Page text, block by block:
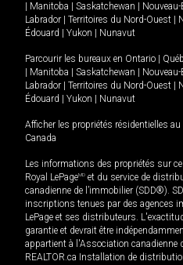
Manitoba Saskatchewan
Labrador
Territoires du Nord-Ouest
Édouard
Yukon Nunavut
Parcourir les bureaux en Ontario
Manitoba Saskatchewan
Labrador
Territoires du Nord-Ouest
Édouard
Yukon Nunavut
Afficher les propriétés résidentielles au
Canada
Les informations des propriétés sur
Royal LePageMD et du service de
canadienne de l’immobilier (SDD®).
inscriptions tenues par des agences
LePage et ses distributeurs.
garantie et devrait être
appartient à l'Association canadienne
REALTOR.ca Installation de